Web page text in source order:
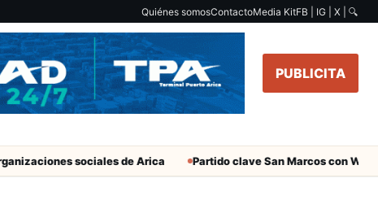
Quiénes somosContactoMedia KitFB | IG | X | 🔍
PUBLICITA
sociales de Arica Partido clave San Marcos con